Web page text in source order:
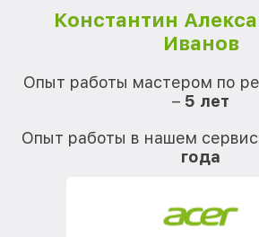
Константин
Иванов
Опыт работы мастером по
– 5 лет
Опыт работы в нашем
года